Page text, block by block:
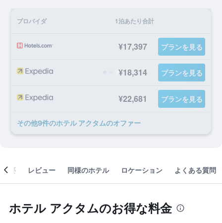
プロバイダ 1泊あたり合計
¥17,397 プランを見る
¥18,314 プランを見る
¥22,681 プランを見る
​その他9​件のホテル アクタムのオファー
概要 レビュー 同様のホテル ロケーション よくある質問
ホテル アクタムのお得な料金